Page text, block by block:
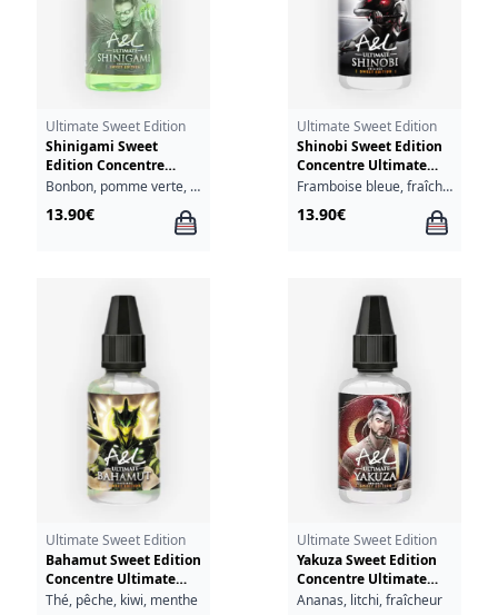
Ultimate Sweet Edition
Shinigami Sweet
Edition Concentre
Ultimate A&L 30ml
Bonbon, pomme verte, fraîcheur
13.90€
Ultimate Sweet Edition
Shinobi Sweet Edition
Concentre Ultimate
A&L 30ml
Framboise bleue, fraîcheur
13.90€
Ultimate Sweet Edition
Bahamut Sweet Edition
Concentre Ultimate
A&L 30ml
Thé, pêche, kiwi, menthe
Ultimate Sweet Edition
Yakuza Sweet Edition
Concentre Ultimate
A&L 30ml
Ananas, litchi, fraîcheur